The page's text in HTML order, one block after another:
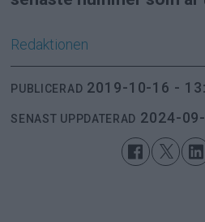
Redaktionen
PUBLICERAD 2019-10-16 -
SENAST UPPDATERAD 2024-